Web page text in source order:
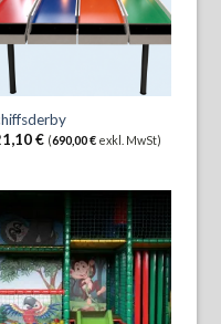
€ (690,00€exkl. MwSt)